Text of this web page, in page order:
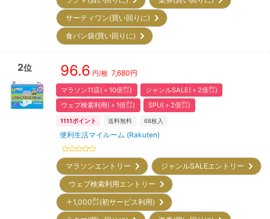
サーティワン(買い回りに)
食パン袋(買い回りに)
2位 96.6 円/枚 7,680円
マラソン11店(＋10倍㌽)
ジャンルSALE(＋2倍㌽)
ウェブ検索利用(＋1倍㌽)
SPU(＋2倍㌽)
1111ポイント 送料無料 68枚入
便利生活マイルーム (Rakuten)
マラソンエントリー
ジャンルSALEエントリー
ウェブ検索利用エントリー
＋1,000㌽(初サービス利用)